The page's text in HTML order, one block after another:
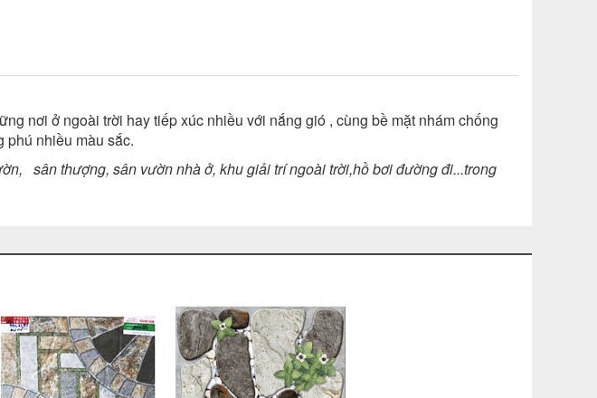
nơi ở ngoài trời hay tiếp xúc nhiều với nắng gió , cùng bề mặt nhám chống
phú nhiều màu sắc.
sân thượng, sân vườn nhà ở, khu giải trí ngoài trời,hồ bơi đường đi...trong